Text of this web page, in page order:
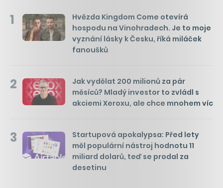
1
Hvězda Kingdom Come otevírá
hospodu na Vinohradech. Je to moje
vyznání lásky k Česku, říká miláček
fanoušků
2
Jak vydělat 200 milionů za pár
měsíců? Mladý investor to zvládl s
akciemi Xeroxu, ale chce mnohem víc
3
Startupová apokalypsa: Před lety
měl populární nástroj hodnotu 11
miliard dolarů, teď se prodal za
desetinu